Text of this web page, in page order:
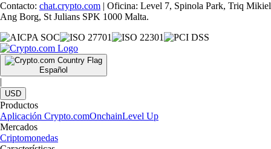
Contacto: chat.crypto.com | Oficina: Level 7, Spinola Park, Triq Mikiel
Ang Borg, St Julians SPK 1000 Malta.
Español
|
USD
Productos
Aplicación Crypto.comOnchainLevel Up
Mercados
Criptomonedas